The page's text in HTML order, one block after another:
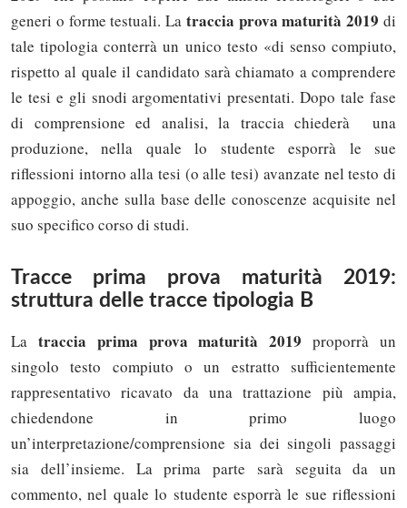
generi o forme testuali. La traccia prova maturità 2019 di
tale tipologia conterrà un unico testo «di senso compiuto,
rispetto al quale il candidato sarà chiamato a comprendere
le tesi e gli snodi argomentativi presentati. Dopo tale fase
di comprensione ed analisi, la traccia chiederà una
produzione, nella quale lo studente esporrà le sue
riflessioni intorno alla tesi (o alle tesi) avanzate nel testo di
appoggio, anche sulla base delle conoscenze acquisite nel
suo specifico corso di studi.
Tracce prima prova maturità 2019:
struttura delle tracce tipologia B
La traccia prima prova maturità 2019 proporrà un
singolo testo compiuto o un estratto sufficientemente
rappresentativo ricavato da una trattazione più ampia,
chiedendone in primo luogo
un’interpretazione/comprensione sia dei singoli passaggi
sia dell’insieme. La prima parte sarà seguita da un
commento, nel quale lo studente esporrà le sue riflessioni